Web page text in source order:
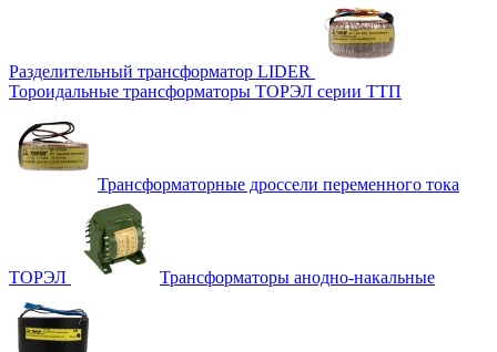
Разделительный трансформатор LIDER
Тороидальные трансформаторы ТОРЭЛ серии ТТП
Трансформаторные дроссели переменного тока
ТОРЭЛ Трансформаторы анодно-накальные